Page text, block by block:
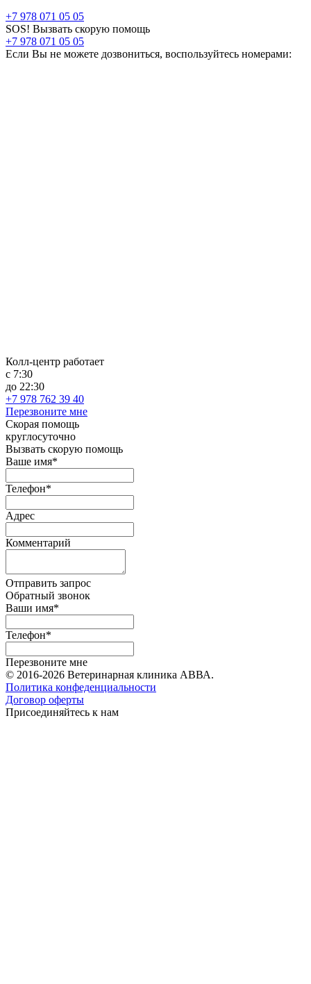
+7 978 071 05 05
SOS! Вызвать скорую помощь
+7 978 071 05 05
Если Вы не можете дозвониться, воспользуйтесь номерами:
Колл-центр работает
с 7:30
до 22:30
+7 978 762 39 40
Перезвоните мне
Скорая помощь
круглосуточно
Вызвать скорую помощь
Ваше имя*
Телефон*
Адрес
Комментарий
Отправить запрос
Обратный звонок
Ваши имя*
Телефон*
Перезвоните мне
© 2016-2026 Ветеринарная клиника АВВА.
Политика конфеденциальности
Договор оферты
Присоединяйтесь к нам